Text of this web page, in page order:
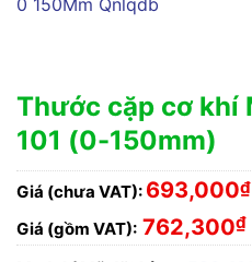
Thước cặp cơ
101 (0-150mm)
Giá (chưa VAT): 693,000₫
Giá (gồm VAT): 762,300₫